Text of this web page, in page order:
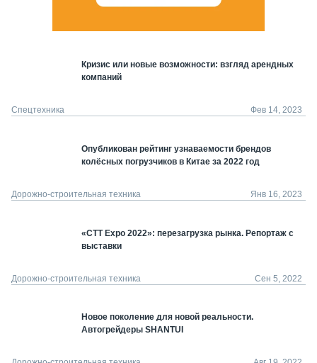
Кризис или новые возможности: взгляд арендных
компаний
Спецтехника Фев 14, 2023
Опубликован рейтинг узнаваемости брендов
колёсных погрузчиков в Китае за 2022 год
Дорожно-строительная техника Янв 16, 2023
«CTT Expo 2022»: перезагрузка рынка. Репортаж с
выставки
Дорожно-строительная техника Сен 5, 2022
Новое поколение для новой реальности.
Автогрейдеры SHANTUI